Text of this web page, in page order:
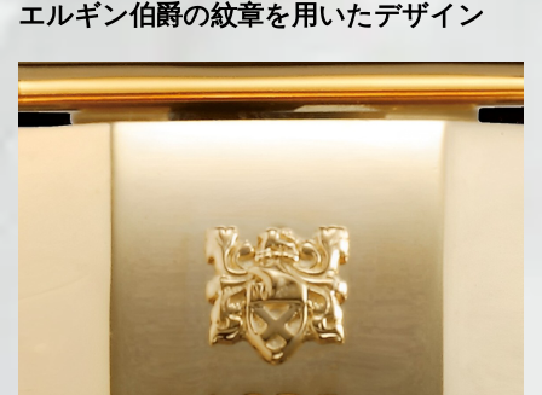
エルギン伯爵の紋章を用いたデザイン